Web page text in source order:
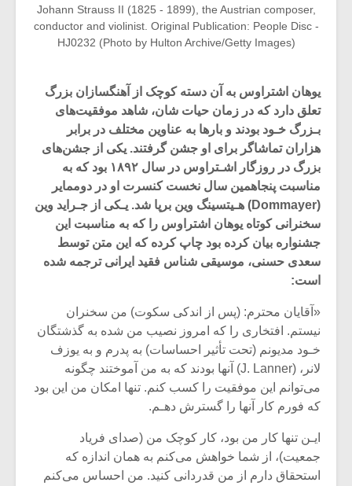
Johann Strauss II (1825 - 1899), the Austrian composer,
conductor and violinist. Original Publication: People Disc -
HJ0232 (Photo by Hulton Archive/Getty Images)
‌‌‌یوهان‌ اشتراوس به آن دسته کوچک از آهنگسازان بزرگ‌
تعلق دارد که در زمان‌ حیات‌ شان، شاهد‌ موفقیت‌های
بـزرگ خـود بودند و بارها به عناوین مختلف در برابر
هزاران تماشاگر برای‌ او جشن‌ گرفتند. یکی از جشن‌های
بزرگ در روزگار اشـتراوس در سال‌ ۱۸۹۲ بود که‌ به
مناسبت پنجاهمین سال‌ نخست‌ کنسرت او در دوممایر
(Dommayer) هـیتسینگ وین برپا شد. یـکی‌ از جـراید وین
سخنرانی کوتاه یوهان اشتراوس را که به مناسبت‌ این
جشنواره بیان کرده بود چاپ کرده که این متن توسط
سعدی حسنی، موسیقی شناس فقید ایرانی ترجمه شده
است:
«آقایان محترم: (پس‌ از اندکی سکوت) من سخنران‌
نیستم. افتخاری را که امروز نصیب من شده به گذشتگان‌
خـود مدیونم (تحت تأثیر احساسات) به پدرم و به یوزف‌
لانر، (J. Lanner) آنها بودند که به من‌ آموختند‌ چگونه‌
می‌توانم این موفقیت را کسب کنم. تنها امکان من این بود
که‌ فورم کار آنها را گسترش دهـم.
ایـن تنها کار من بود، کار کوچک من (صدای فریاد
جمعیت‌)، از‌ شما خواهش می‌کنم به همان اندازه که‌
استحقاق دارم از من قدردانی کنید. من احساس می‌کنم
میکلوش روژا موریس ژار